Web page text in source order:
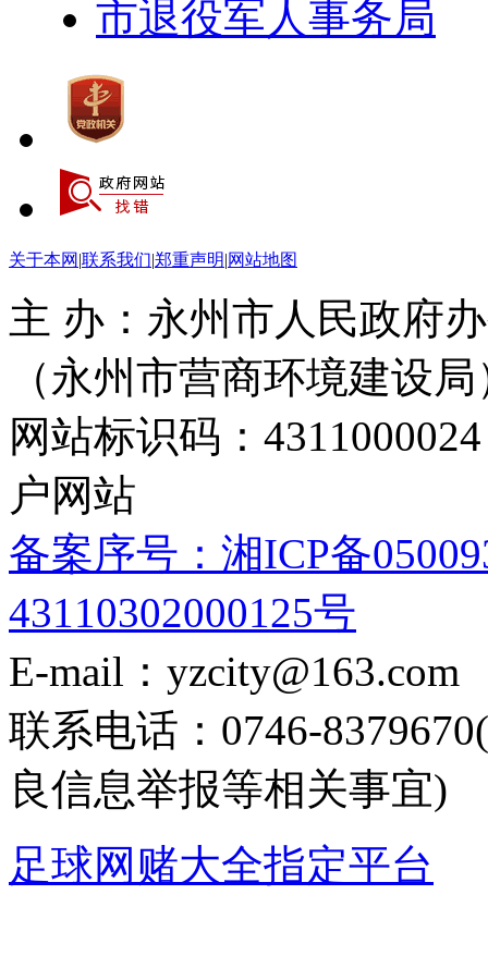
市退役军人事务局
关于本网 |联系我们|郑重声明|网站地图
主 办：永州市人民政府
（永州市营商环境建设局
网站标识码：
户网站
备案序号：湘ICP备
43110302000125号
E-mail：yzcity@163.com
联系电话：0746-
良信息举报等相关事宜)
足球网赌大全指定平台